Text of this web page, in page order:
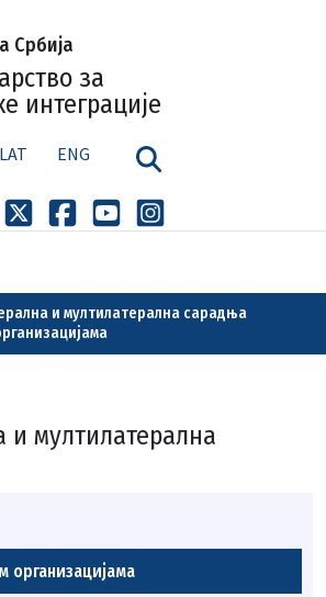
Србија
за
интеграције
LAT ENG
и мултилатералнa сарадња
и мултилатералнa
организацијама